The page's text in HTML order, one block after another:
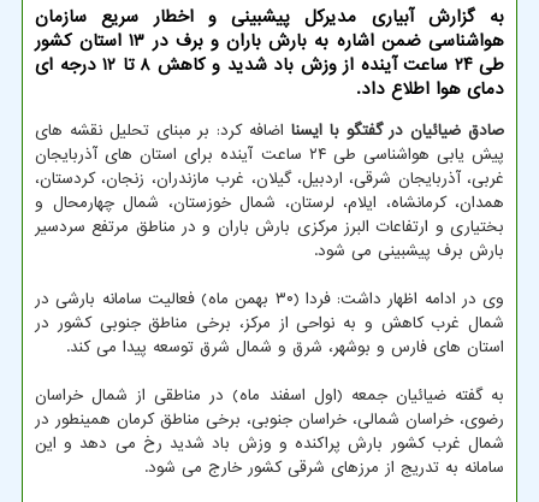
به گزارش آبیاری مدیرکل پیشبینی و اخطار سریع سازمان
هواشناسی ضمن اشاره به بارش باران و برف در ۱۳ استان کشور
طی ۲۴ ساعت آینده از وزش باد شدید و کاهش ۸ تا ۱۲ درجه ای
دمای هوا اطلاع داد.
صادق ضیائیان در گفتگو با ایسنا اضافه کرد: بر مبنای تحلیل نقشه های
پیش یابی هواشناسی طی ۲۴ ساعت آینده برای استان های آذربایجان
غربی، آذربایجان شرقی، اردبیل، گیلان، غرب مازندران، زنجان، کردستان،
همدان، کرمانشاه، ایلام، لرستان، شمال خوزستان، شمال چهارمحال و
بختیاری و ارتفاعات البرز مرکزی بارش باران و در مناطق مرتفع سردسیر
بارش برف پیشبینی می شود.
وی در ادامه اظهار داشت: فردا (۳۰ بهمن ماه) فعالیت سامانه بارشی در
شمال غرب کاهش و به نواحی از مرکز، برخی مناطق جنوبی کشور در
استان های فارس و بوشهر، شرق و شمال شرق توسعه پیدا می کند.
به گفته ضیائیان جمعه (اول اسفند ماه) در مناطقی از شمال خراسان
رضوی، خراسان شمالی، خراسان جنوبی، برخی مناطق کرمان همینطور در
شمال غرب کشور بارش پراکنده و وزش باد شدید رخ می دهد و این
سامانه به تدریج از مرزهای شرقی کشور خارج می شود.